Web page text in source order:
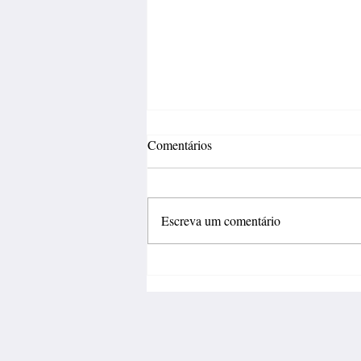
Comentários
Escreva um comentário